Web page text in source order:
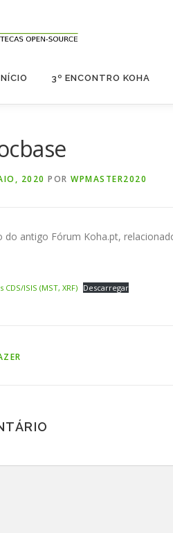
3º ENCONTRO KOHA
2020 POR WPMASTER2020
do antigo Fórum Koha.pt,
ISIS (MST, XRF)
Descarregar